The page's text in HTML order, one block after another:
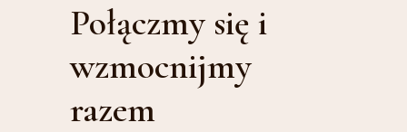
Połączmy się i
wzmocnijmy
razem